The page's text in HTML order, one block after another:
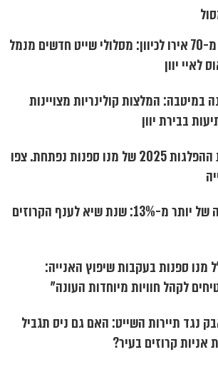
החל מ-70 אירו לכיוון: מסלולי שייט חדשים מנמל
לאיי יוון
במיטבה: המלצות קולינריות מצויינות
בבירת יוון
עונת ההפלגות 2025 של מנו ספנות נפתחת. צפו
עלייה של יותר מ-13%: שנת שיא לענף הקרוזים
מנו ספנות בעקבות שיפוץ האנייה:
לקהל חוויות מיוחדות העונה"
נגד תיירות השייט: האם גם ניס תגביל
אניות קרוזים בעיר?